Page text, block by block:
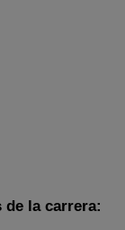
de la carrera: